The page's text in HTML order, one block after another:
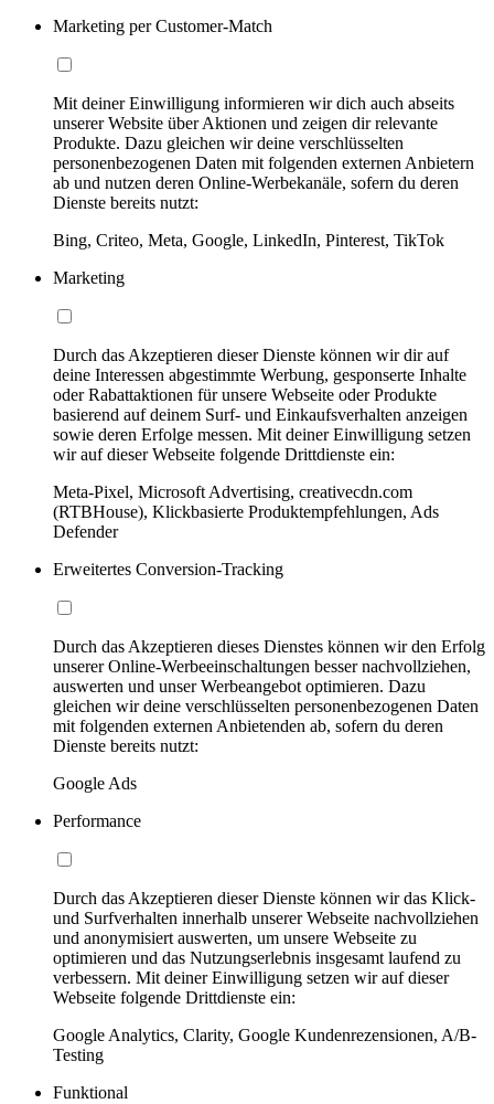
Marketing per Customer-Match
Mit deiner Einwilligung informieren wir dich auch abseits
unserer Website über Aktionen und zeigen dir relevante
Produkte. Dazu gleichen wir deine verschlüsselten
personenbezogenen Daten mit folgenden externen Anbietern
ab und nutzen deren Online-Werbekanäle, sofern du deren
Dienste bereits nutzt:
Bing, Criteo, Meta, Google, LinkedIn, Pinterest, TikTok
Marketing
Durch das Akzeptieren dieser Dienste können wir dir auf
deine Interessen abgestimmte Werbung, gesponserte Inhalte
oder Rabattaktionen für unsere Webseite oder Produkte
basierend auf deinem Surf- und Einkaufsverhalten anzeigen
sowie deren Erfolge messen. Mit deiner Einwilligung setzen
wir auf dieser Webseite folgende Drittdienste ein:
Meta-Pixel, Microsoft Advertising, creativecdn.com
(RTBHouse), Klickbasierte Produktempfehlungen, Ads
Defender
Erweitertes Conversion-Tracking
Durch das Akzeptieren dieses Dienstes können wir den Erfolg
unserer Online-Werbeeinschaltungen besser nachvollziehen,
auswerten und unser Werbeangebot optimieren. Dazu
gleichen wir deine verschlüsselten personenbezogenen Daten
mit folgenden externen Anbietenden ab, sofern du deren
Dienste bereits nutzt:
Google Ads
Performance
Durch das Akzeptieren dieser Dienste können wir das Klick-
und Surfverhalten innerhalb unserer Webseite nachvollziehen
und anonymisiert auswerten, um unsere Webseite zu
optimieren und das Nutzungserlebnis insgesamt laufend zu
verbessern. Mit deiner Einwilligung setzen wir auf dieser
Webseite folgende Drittdienste ein:
Google Analytics, Clarity, Google Kundenrezensionen, A/B-
Testing
Funktional